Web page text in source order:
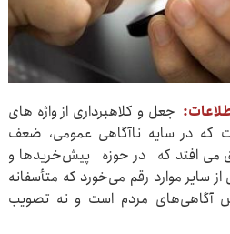
جعل و کلاهبرداری از واژه های
که در سایه ناآگاهی عمومی، ضعف
می افتد که در حوزه پیش‌خریدها و
سایر موارد رقم می‌خورد که متأسفانه
آگاهی‌های مردم است و نه تصویب